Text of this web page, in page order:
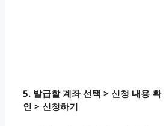
5. 발급할 계좌 선택 > 신청 내용 확
인 > 신청하기